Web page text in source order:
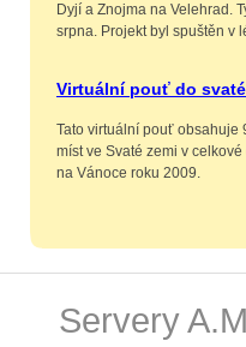
Dyjí a Znojma na Velehrad.
srpna. Projekt byl spuštěn v
Virtuální pouť do svaté
Tato virtuální pouť obsahuje
míst ve Svaté zemi v
na Vánoce roku 2009.
Servery